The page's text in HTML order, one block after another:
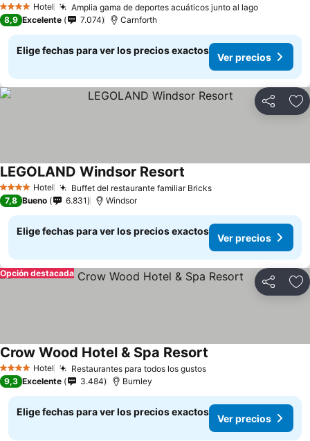
4 EstrellasHotel Amplia gama de deportes acuáticos junto al lago
8,9 Excelente 7.074 Carnforth
Elige fechas para ver los precios exactos
Ver precios
Compartir
4 EstrellasHotel Buffet del restaurante familiar Bricks
LEGOLAND Windsor Resort
7,8 Bueno 6.831 Windsor
Elige fechas para ver los precios exactos
Ver precios
Compartir
Opción destacada
4 EstrellasHotel Restaurantes para todos los gustos
Crow Wood Hotel & Spa Resort
9,3 Excelente 3.484 Burnley
Elige fechas para ver los precios exactos
Ver precios